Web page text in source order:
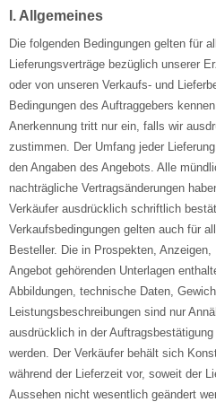
I. Allgemeines
Die folgenden Bedingungen gelten für
Lieferungsverträge bezüglich unserer
oder von unseren Verkaufs- und
Bedingungen des Auftraggebers
Anerkennung tritt nur ein, falls wir
zustimmen. Der Umfang jeder
den Angaben des Angebots. Alle
nachträgliche Vertragsänderungen
Verkäufer ausdrücklich schriftlich
Verkaufsbedingungen gelten auch für
Besteller. Die in Prospekten,
Angebot gehörenden Unterlagen
Abbildungen, technische Daten,
Leistungsbeschreibungen sind nur
ausdrücklich in der
werden. Der Verkäufer behält sich
während der Lieferzeit vor, soweit der
Aussehen nicht wesentlich geändert